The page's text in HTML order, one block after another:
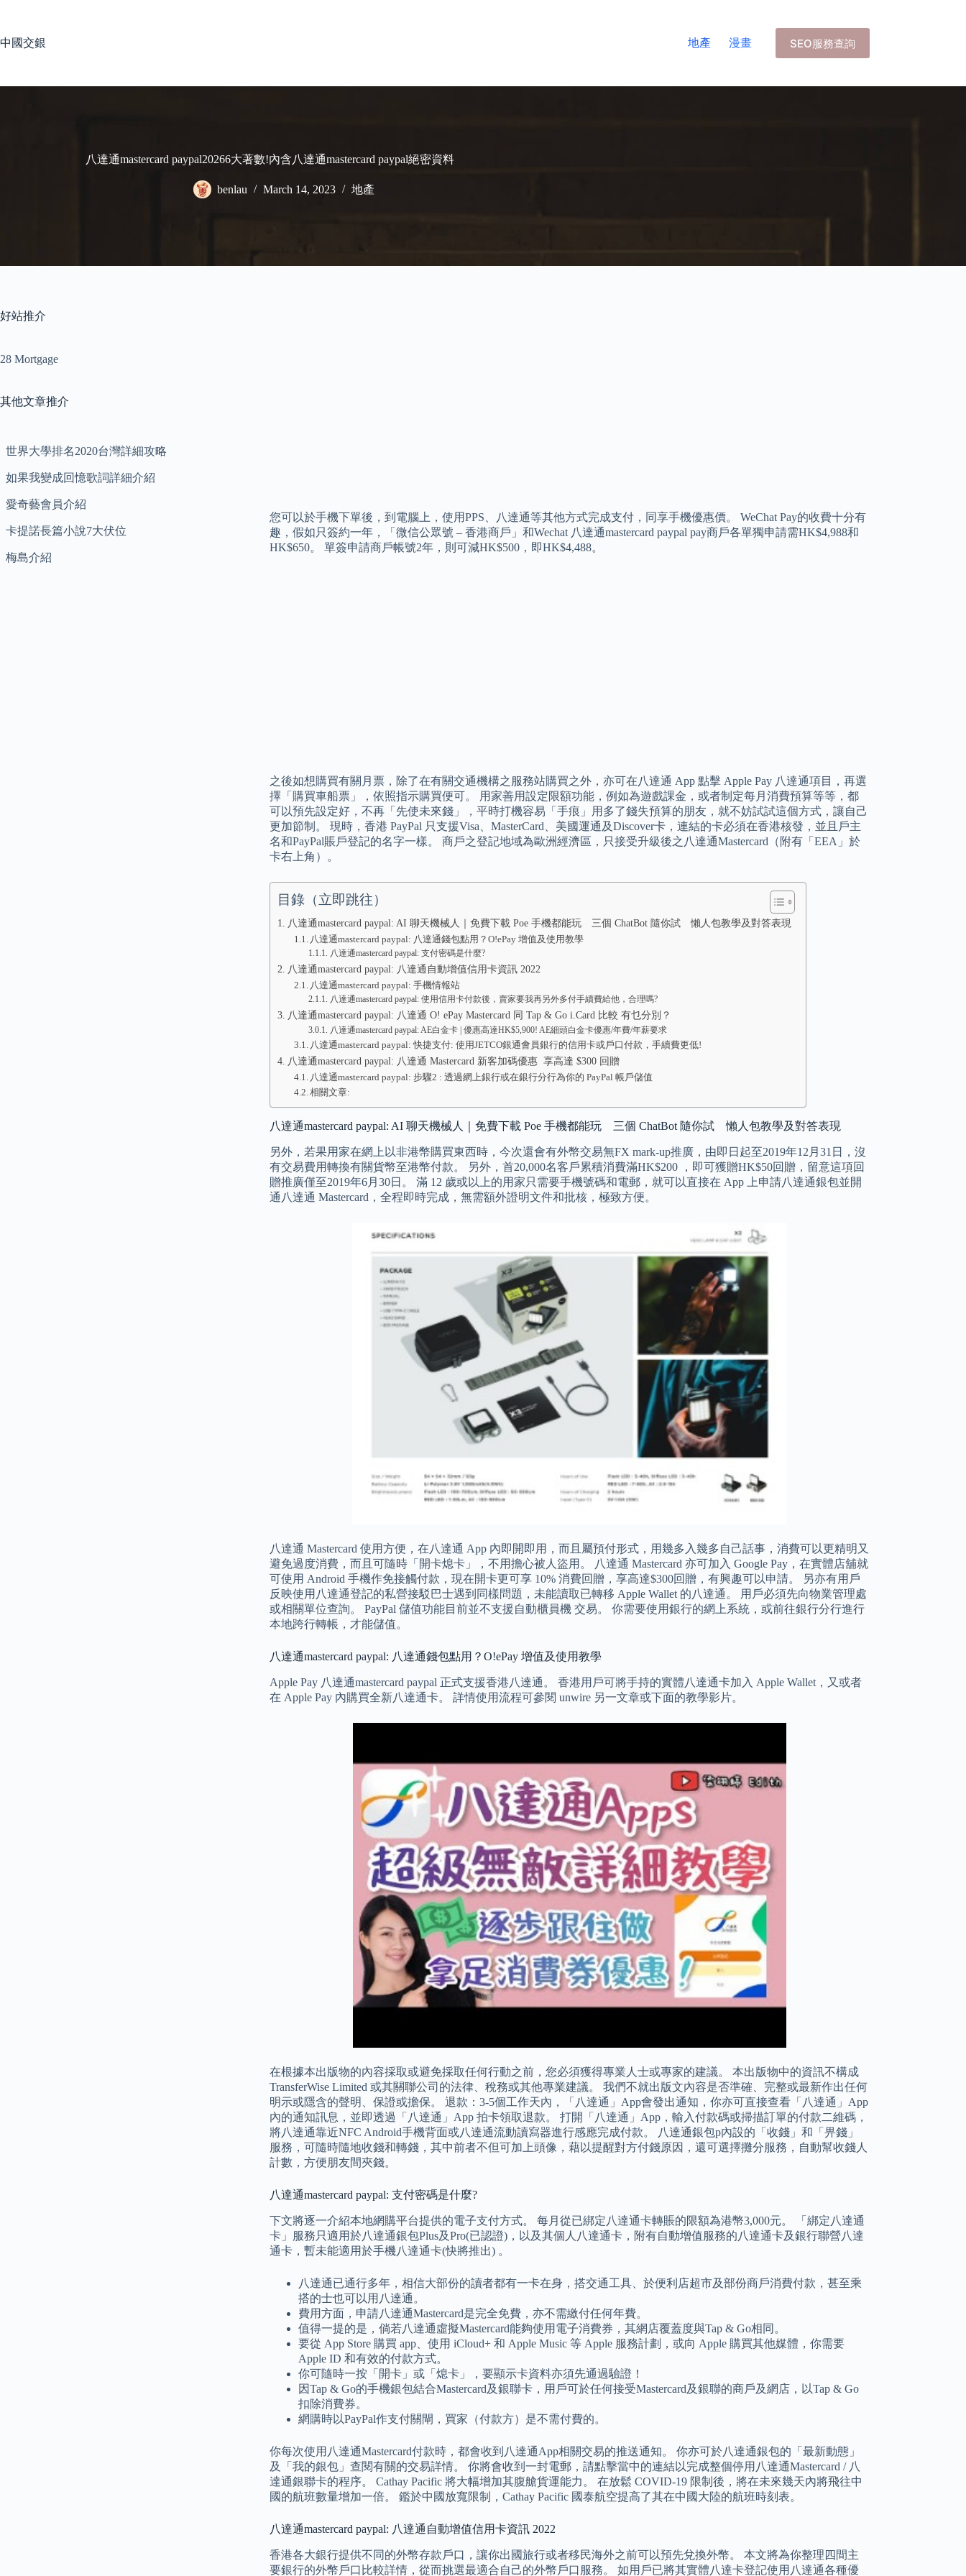
中國交銀
地產 漫畫 SEO服務查詢
八達通mastercard paypal20266大著數!內含八達通mastercard paypal絕密資料
benlau March 14, 2023 地產
您可以於手機下單後，到電腦上，使用PPS、八達通等其他方式完成支付，同享手機優惠價。 WeChat Pay的收費十分有
趣，假如只簽約一年，「微信公眾號 – 香港商戶」和Wechat 八達通mastercard paypal pay商戶各單獨申請需HK$4,988和
HK$650。 單簽申請商戶帳號2年，則可減HK$500，即HK$4,488。
之後如想購買有關月票，除了在有關交通機構之服務站購買之外，亦可在八達通 App 點擊 Apple Pay 八達通項目，再選
擇「購買車船票」，依照指示購買便可。 用家善用設定限額功能，例如為遊戲課金，或者制定每月消費預算等等，都
可以預先設定好，不再「先使未來錢」，平時打機容易「手痕」用多了錢失預算的朋友，就不妨試試這個方式，讓自己
更加節制。 現時，香港 PayPal 只支援Visa、MasterCard、美國運通及Discover卡，連結的卡必須在香港核發，並且戶主
名和PayPal賬戶登記的名字一樣。 商戶之登記地域為歐洲經濟區，只接受升級後之八達通Mastercard（附有「EEA」於
卡右上角）。
目錄（立即跳往）
八達通mastercard paypal: AI 聊天機械人｜免費下載 Poe 手機都能玩 三個 ChatBot 隨你試 懶人包教學及對答表現
八達通mastercard paypal: 八達通錢包點用？O!ePay 增值及使用教學
八達通mastercard paypal: 支付密碼是什麼?
八達通mastercard paypal: 八達通自動增值信用卡資訊 2022
八達通mastercard paypal: 手機情報站
八達通mastercard paypal: 使用信用卡付款後，賣家要我再另外多付手續費給他，合理嗎?
八達通mastercard paypal: 八達通 O! ePay Mastercard 同 Tap & Go i.Card 比較 有乜分別？
八達通mastercard paypal: AE白金卡 | 優惠高達HK$5,900! AE細頭白金卡優惠/年費/年薪要求
八達通mastercard paypal: 快捷支付: 使用JETCO銀通會員銀行的信用卡或戶口付款，手續費更低!
八達通mastercard paypal: 八達通 Mastercard 新客加碼優惠 享高達 $300 回贈
八達通mastercard paypal: 步驟2 : 透過網上銀行或在銀行分行為你的 PayPal 帳戶儲值
相關文章:
八達通mastercard paypal: AI 聊天機械人｜免費下載 Poe 手機都能玩 三個 ChatBot 隨你試 懶人包教學及對答表現
另外，若果用家在網上以非港幣購買東西時，今次還會有外幣交易無FX mark-up推廣，由即日起至2019年12月31日，沒
有交易費用轉換有關貨幣至港幣付款。 另外，首20,000名客戶累積消費滿HK$200 ，即可獲贈HK$50回贈，留意這項回
贈推廣僅至2019年6月30日。 滿 12 歲或以上的用家只需要手機號碼和電郵，就可以直接在 App 上申請八達通銀包並開
通八達通 Mastercard，全程即時完成，無需額外證明文件和批核，極致方便。
八達通 Mastercard 使用方便，在八達通 App 內即開即用，而且屬預付形式，用幾多入幾多自己話事，消費可以更精明又
避免過度消費，而且可隨時「開卡熄卡」，不用擔心被人盜用。 八達通 Mastercard 亦可加入 Google Pay，在實體店舖就
可使用 Android 手機作免接觸付款，現在開卡更可享 10% 消費回贈，享高達$300回贈，有興趣可以申請。 另亦有用戶
反映使用八達通登記的私營接駁巴士遇到同樣問題，未能讀取已轉移 Apple Wallet 的八達通。 用戶必須先向物業管理處
或相關單位查詢。 PayPal 儲值功能目前並不支援自動櫃員機 交易。 你需要使用銀行的網上系統，或前往銀行分行進行
本地跨行轉帳，才能儲值。
八達通mastercard paypal: 八達通錢包點用？O!ePay 增值及使用教學
Apple Pay 八達通mastercard paypal 正式支援香港八達通。 香港用戶可將手持的實體八達通卡加入 Apple Wallet，又或者
在 Apple Pay 內購買全新八達通卡。 詳情使用流程可參閱 unwire 另一文章或下面的教學影片。
在根據本出版物的內容採取或避免採取任何行動之前，您必須獲得專業人士或專家的建議。 本出版物中的資訊不構成
TransferWise Limited 或其關聯公司的法律、稅務或其他專業建議。 我們不就出版文內容是否準確、完整或最新作出任何
明示或隱含的聲明、保證或擔保。 退款：3-5個工作天內，「八達通」App會發出通知，你亦可直接查看「八達通」App
內的通知訊息，並即透過「八達通」App 拍卡領取退款。 打開「八達通」App，輸入付款碼或掃描訂單的付款二維碼，
將八達通靠近NFC Android手機背面或八達通流動讀寫器進行感應完成付款。 八達通銀包p內設的「收錢」和「畀錢」
服務，可隨時隨地收錢和轉錢，其中前者不但可加上頭像，藉以提醒對方付錢原因，還可選擇攤分服務，自動幫收錢人
計數，方便朋友間夾錢。
八達通mastercard paypal: 支付密碼是什麼?
下文將逐一介紹本地網購平台提供的電子支付方式。 每月從已綁定八達通卡轉賬的限額為港幣3,000元。 「綁定八達通
卡」服務只適用於八達通銀包Plus及Pro(已認證)，以及其個人八達通卡，附有自動增值服務的八達通卡及銀行聯營八達
通卡，暫未能適用於手機八達通卡(快將推出) 。
八達通已通行多年，相信大部份的讀者都有一卡在身，搭交通工具、於便利店超市及部份商戶消費付款，甚至乘
搭的士也可以用八達通。
費用方面，申請八達通Mastercard是完全免費，亦不需繳付任何年費。
值得一提的是，倘若八達通虛擬Mastercard能夠使用電子消費券，其網店覆蓋度與Tap & Go相同。
要從 App Store 購買 app、使用 iCloud+ 和 Apple Music 等 Apple 服務計劃，或向 Apple 購買其他媒體，你需要
Apple ID 和有效的付款方式。
你可隨時一按「開卡」或「熄卡」，要顯示卡資料亦須先通過驗證！
因Tap & Go的手機銀包結合Mastercard及銀聯卡，用戶可於任何接受Mastercard及銀聯的商戶及網店，以Tap & Go
扣除消費券。
網購時以PayPal作支付關閘，買家（付款方）是不需付費的。
你每次使用八達通Mastercard付款時，都會收到八達通App相關交易的推送通知。 你亦可於八達通銀包的「最新動態」
及「我的銀包」查閱有關的交易詳情。 你將會收到一封電郵，請點擊當中的連結以完成整個停用八達通Mastercard / 八
達通銀聯卡的程序。 Cathay Pacific 將大幅增加其腹艙貨運能力。 在放鬆 COVID-19 限制後，將在未來幾天內將飛往中
國的航班數量增加一倍。 鑑於中國放寬限制，Cathay Pacific 國泰航空提高了其在中國大陸的航班時刻表。
八達通mastercard paypal: 八達通自動增值信用卡資訊 2022
香港各大銀行提供不同的外幣存款戶口，讓你出國旅行或者移民海外之前可以預先兌換外幣。 本文將為你整理四間主
要銀行的外幣戶口比較詳情，從而挑選最適合自己的外幣戶口服務。 如用戶已將其實體八達卡登記使用八達通各種優
好站推介
28 Mortgage
其他文章推介
世界大學排名2020台灣詳細攻略
如果我變成回憶歌詞詳細介紹
愛奇藝會員介紹
卡提諾長篇小說7大伏位
梅島介紹